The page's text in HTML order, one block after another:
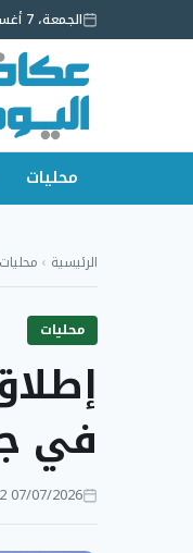
الجمعة، 7 أغسطس 2026
محليات
الرئيسية › محليات
محليات
في
07/07/2026 13:02